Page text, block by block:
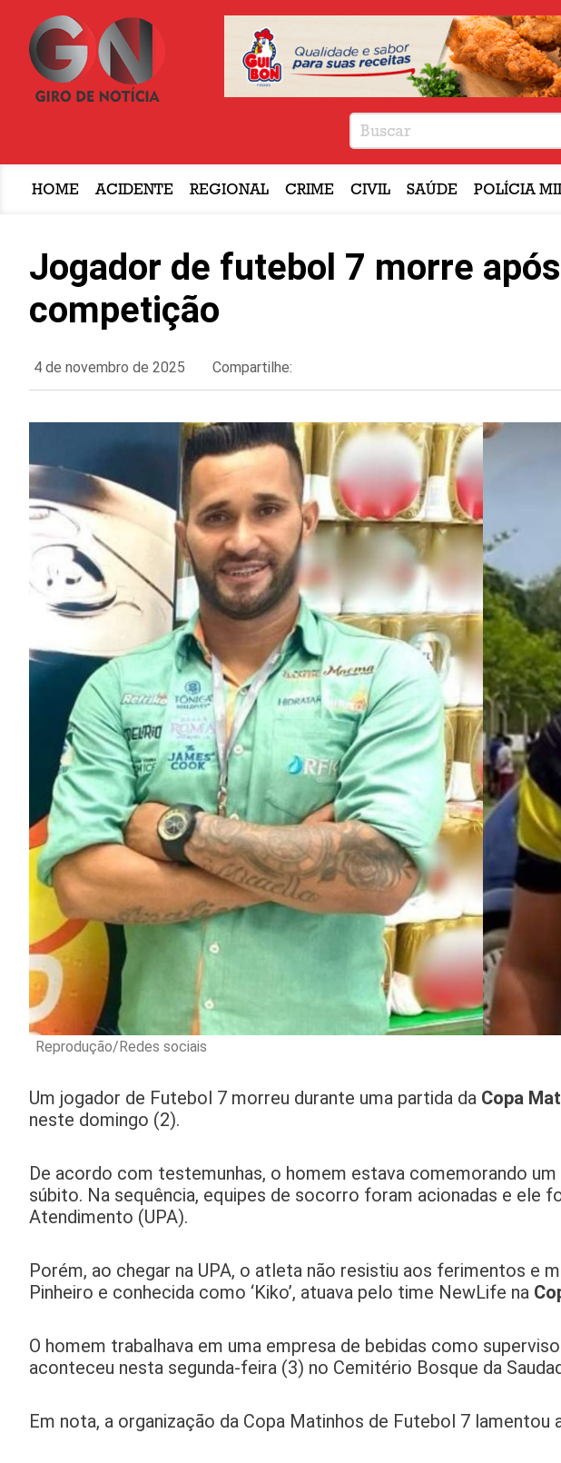
HOME ACIDENTE REGIONAL CRIME CIVIL SAÚDE POLÍCIA
Jogador de futebol 7 morre
competição
4 de novembro de 2025 Compartilhe:
Reprodução/Redes sociais
Um jogador de Futebol 7 morreu durante uma partida da Copa
neste domingo (2).
De acordo com testemunhas, o homem estava comemorando
súbito. Na sequência, equipes de socorro foram acionadas e ele
Atendimento (UPA).
Porém, ao chegar na UPA, o atleta não resistiu aos ferimentos e
Pinheiro e conhecida como ‘Kiko’, atuava pelo time NewLife na
O homem trabalhava em uma empresa de bebidas como
aconteceu nesta segunda-feira (3) no Cemitério Bosque da
Em nota, a organização da Copa Matinhos de Futebol 7